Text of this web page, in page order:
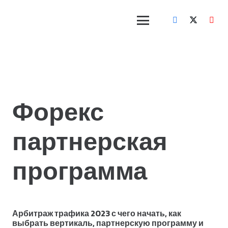
Форекс
партнерская
программа
Арбитраж трафика 2023 с чего начать, как
выбрать вертикаль, партнерскую программу и